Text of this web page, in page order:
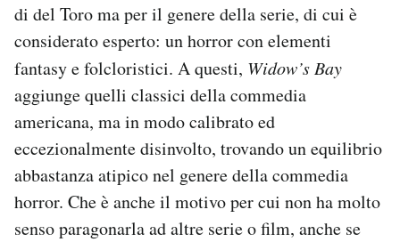
di del Toro ma per il genere della serie, di cui è
considerato esperto: un horror con elementi
fantasy e folcloristici. A questi, Widow’s Bay
aggiunge quelli classici della commedia
americana, ma in modo calibrato ed
eccezionalmente disinvolto, trovando un equilibrio
abbastanza atipico nel genere della commedia
horror. Che è anche il motivo per cui non ha molto
senso paragonarla ad altre serie o film, anche se